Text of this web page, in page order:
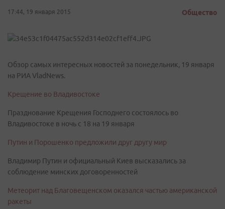
17:44, 19 января 2015 Общество
Обзор самых интересных новостей за понедельник, 19 января
на РИА VladNews.
Крещение во Владивостоке
Празднование Крещения Господнего состоялось во
Владивостоке в ночь с 18 на 19 января
Путин и Порошенко предложили друг другу мир
Владимир Путин и официальный Киев высказались за
соблюдение минских договоренностей
Метеорит над Благовещенском оказался частью американской
ракеты